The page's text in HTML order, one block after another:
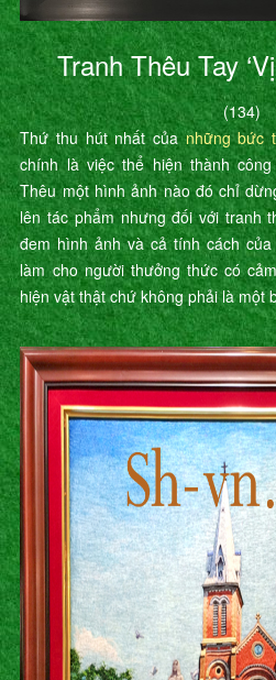
Tranh Thêu Tay
(134)
Thứ thu hút nhất củanhững bức
chính là việc thể hiện thành
Thêu một hình ảnh nào đó chỉ
lên tác phẩm nhưng đối với tranh
đem hình ảnh và cả tính cách
làm cho người thưởng thức có
hiện vật thật chứ không phải là một